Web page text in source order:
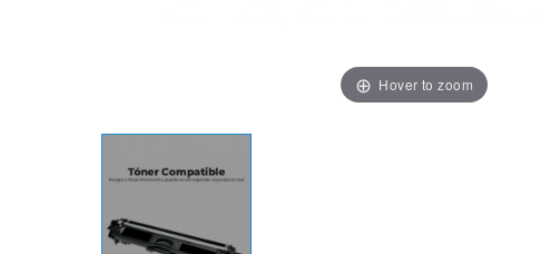
Hover to zoom